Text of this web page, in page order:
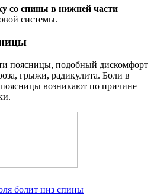
со спины в нижней части
системы.
поясницы, подобный дискомфорт
грыжи, радикулита. Боли в
возникают по причине
болит низ спины